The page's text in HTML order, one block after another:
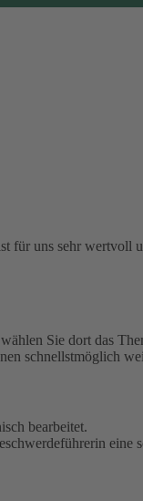
für uns sehr
Sie dort das
schnellstmöglich
bearbeitet.